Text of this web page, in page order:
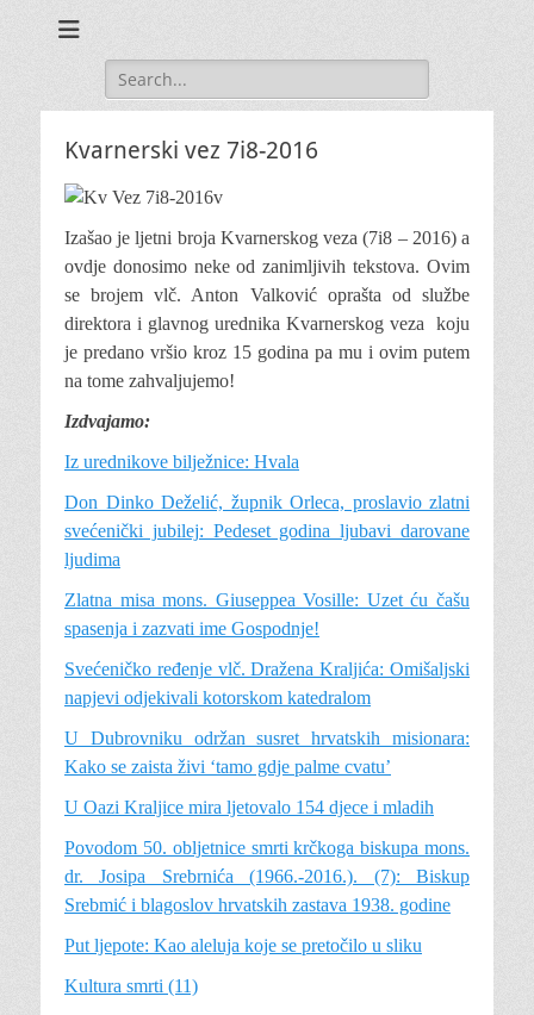
Search
for:
Kvarnerski vez 7i8-2016
Izašao je ljetni broja Kvarnerskog veza (7i8 – 2016) a
ovdje donosimo neke od zanimljivih tekstova. Ovim
se brojem vlč. Anton Valković oprašta od službe
direktora i glavnog urednika Kvarnerskog veza koju
je predano vršio kroz 15 godina pa mu i ovim putem
na tome zahvaljujemo!
Izdvajamo:
Iz urednikove bilježnice: Hvala
Don Dinko Deželić, župnik Orleca, proslavio zlatni
svećenički jubilej: Pedeset godina ljubavi darovane
ljudima
Zlatna misa mons. Giuseppea Vosille: Uzet ću čašu
spasenja i zazvati ime Gospodnje!
Svećeničko ređenje vlč. Dražena Kraljića: Omišaljski
napjevi odjekivali kotorskom katedralom
U Dubrovniku održan susret hrvatskih misionara:
Kako se zaista živi ‘tamo gdje palme cvatu’
U Oazi Kraljice mira ljetovalo 154 djece i mladih
Povodom 50. obljetnice smrti krčkoga biskupa mons.
dr. Josipa Srebrnića (1966.-2016.). (7): Biskup
Srebmić i blagoslov hrvatskih zastava 1938. godine
Put ljepote: Kao aleluja koje se pretočilo u sliku
Kultura smrti (11)